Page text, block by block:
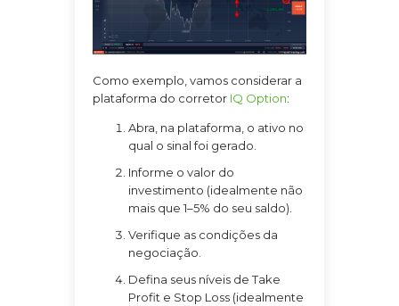
Como exemplo, vamos considerar a
plataforma do corretor IQ Option:
Abra, na plataforma, o ativo no
qual o sinal foi gerado.
Informe o valor do
investimento (idealmente não
mais que 1–5% do seu saldo).
Verifique as condições da
negociação.
Defina seus níveis de Take
Profit e Stop Loss (idealmente